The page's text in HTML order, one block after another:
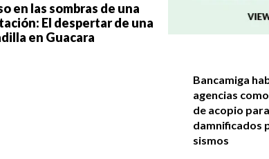
en las sombras de una
El despertar de una
en Guacara
Bancamiga
agencias
de acopio
damnificados
sismos